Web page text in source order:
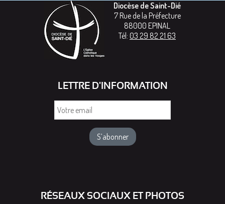
Diocèse de Saint-Dié
7 Rue de la Préfecture
88000 EPINAL
Tél: 03 29 82 21 63
LETTRE D'INFORMATION
RÉSEAUX SOCIAUX ET PHOTOS